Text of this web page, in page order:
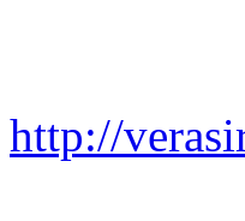
http://